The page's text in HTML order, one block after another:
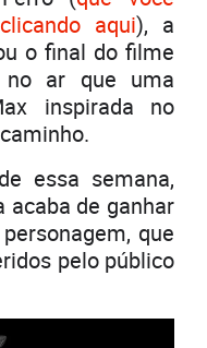
aqui), a
o final do filme
no ar que uma
inspirada no
essa semana,
acaba de ganhar
que
pelo público